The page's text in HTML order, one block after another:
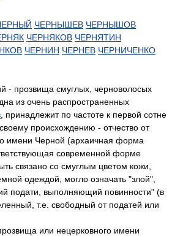
ЧЕРНЫШЕВ ЧЕРНЫШОВ
ЧЕРНЯКОВ ЧЕРНЯТИН
ЧЕРНИН ЧЕРНЕВ ЧЕРНИЧЕНКО
- прозвища смуглых, черноволосых
из очень распространенных
, принадлежит по частоте к первой сотне
происхождению - отчество от
имени Черной (архаичная форма
современной форме
связано со смуглым цветом кожи,
одеждой, могло означать "злой",
подати, выполняющий повинности" (в
т.е. свободный от податей или
или нецерковного имени